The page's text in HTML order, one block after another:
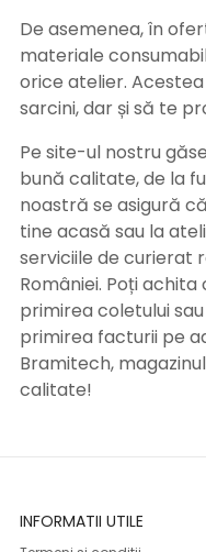
De asemenea, în
materiale
orice atelier.
sarcini, dar și să te
Pe site-ul nostru
bună calitate, de la
noastră se asigură
tine acasă sau la
serviciile de curierat
României. Poți
primirea coletului
primirea facturii pe
Bramitech,
calitate!
INFORMATII UTILE